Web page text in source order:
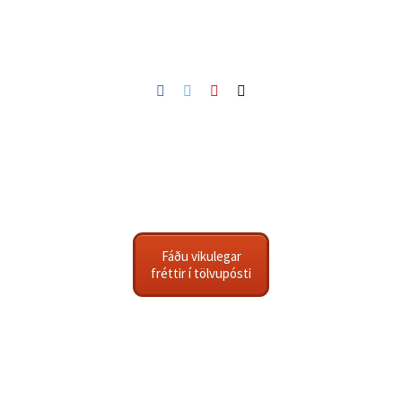
Facebook
TwitterPinterest
Fáðu vikulegar
fréttir í tölvupósti